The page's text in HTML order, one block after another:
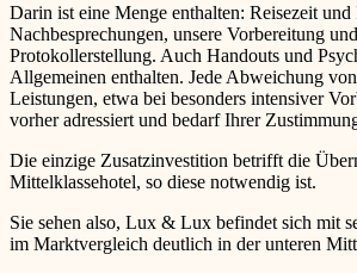
Darin ist eine Menge enthalten: Reisezeit
Nachbesprechungen, unsere Vorbereitung
Protokollerstellung. Auch Handouts und
Allgemeinen enthalten. Jede Abweichung
Leistungen, etwa bei besonders intensiver
vorher adressiert und bedarf Ihrer
Die einzige Zusatzinvestition betrifft die
Mittelklassehotel, so diese notwendig ist.
Sie sehen also, Lux & Lux befindet sich mit
im Marktvergleich deutlich in der unteren